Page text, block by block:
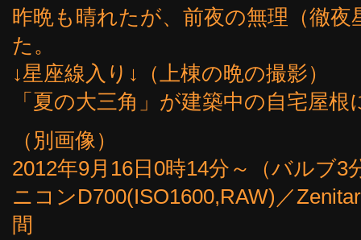
昨晩も晴れたが、前夜の無理（徹
た。
↓星座線入り↓（上棟の晩の撮影）
「夏の大三角」が建築中の自宅屋
（別画像）
2012年9月16日0時14分～（バルブ3
ニコンD700(ISO1600,RAW)／
間